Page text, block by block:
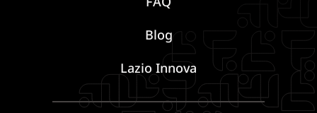
Blog
Lazio Innova